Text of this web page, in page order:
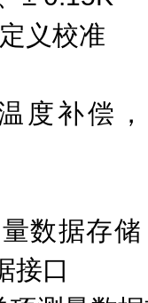
义校准
度补偿 ，
数据存
接口